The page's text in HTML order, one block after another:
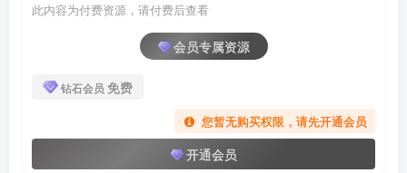
此内容为付费资源，请付费后查看
会员专属资源
钻石会员 免费
您暂无购买权限，请先开通会员
开通会员